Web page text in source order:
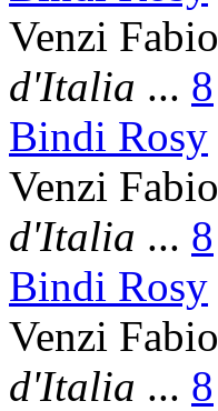
Venzi Fabio
d'Italia ... 8
Bindi Rosy
Venzi Fabio
d'Italia ... 8
Bindi Rosy
Venzi Fabio
d'Italia ... 8